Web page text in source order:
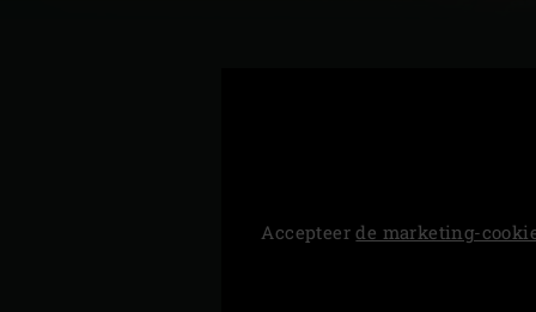
Accepteerde marketing-